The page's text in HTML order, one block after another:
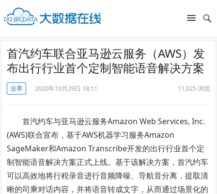
首汽约车联合亚马逊云服务（AWS）发
布出行行业首个定制智能语音解决方案
业界 2020年10月29日 18:11 11,025浏览
首汽约车与亚马逊云服务Amazon Web Services, Inc.
(AWS)联合宣布，基于AWS机器学习服务Amazon
SageMaker和Amazon Transcribe开发的出行行业首个定
制智能语音解决方案正式上线。基于该解决方案，首汽约车
可以高效地将行程录音进行音频降噪、导航音分离，提取清
晰的司乘对话内容，并将语音转成文字，从而通过场景化的